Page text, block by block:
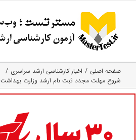
content
صفحه اصلی
اخبار کارشناسی ارشد سراسری
شروع مهلت مجدد ثبت نام ارشد وزارت بهداشت ۱۴۰۰